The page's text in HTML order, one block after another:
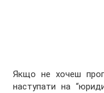
Якщо не хочеш
наступати на